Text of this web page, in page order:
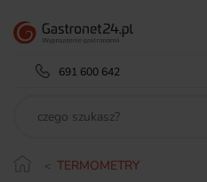
691 600 642
TERMOMETRY